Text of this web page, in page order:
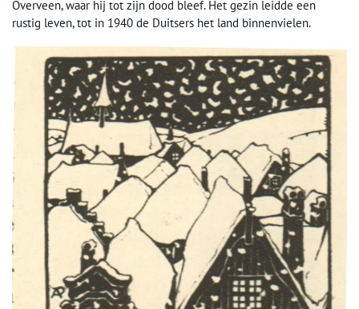
Overveen, waar hij tot zijn dood bleef. Het gezin leidde een
rustig leven, tot in 1940 de Duitsers het land binnenvielen.